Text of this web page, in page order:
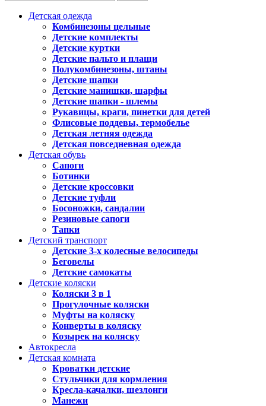
Детская одежда
Комбинезоны цельные
Детские комплекты
Детские куртки
Детские пальто и плащи
Полукомбинезоны, штаны
Детские шапки
Детские манишки, шарфы
Детские шапки - шлемы
Рукавицы, краги, пинетки для детей
Флисовые поддевы, термобелье
Детская летняя одежда
Детская повседневная одежда
Детская обувь
Сапоги
Ботинки
Детские кроссовки
Детские туфли
Босоножки, сандалии
Резиновые сапоги
Тапки
Детский транспорт
Детские 3-х колесные велосипеды
Беговелы
Детские самокаты
Детские коляски
Коляски 3 в 1
Прогулочные коляски
Муфты на коляску
Конверты в коляску
Козырек на коляску
Автокресла
Детская комната
Кроватки детские
Стульчики для кормления
Кресла-качалки, шезлонги
Манежи